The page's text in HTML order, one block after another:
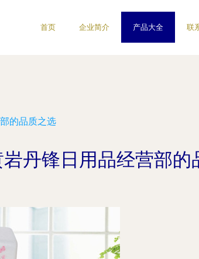
首页 企业简介 产品大全 联
的品质之选
丹锋日用品经营部的